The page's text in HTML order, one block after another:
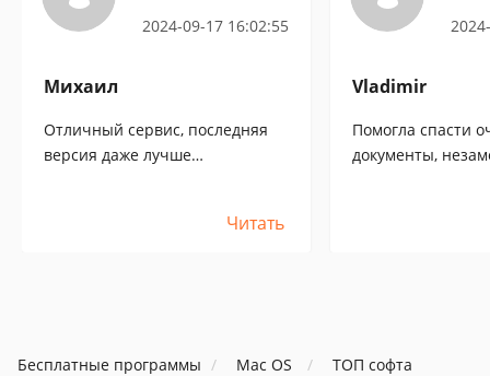
2024-09-17 16:02:55
Михаил
Отличный сервис, последняя
версия даже лучше
Читать
Vladimir
Помогла спасти
документы,
Бесплатные программы Mac OS ТОП софта